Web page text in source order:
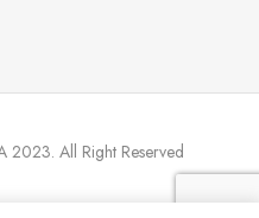
2023. All Right Reserved